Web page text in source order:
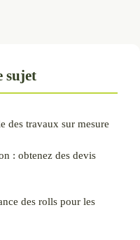
sujet
des travaux sur mesure
: obtenez des devis
des rolls pour les